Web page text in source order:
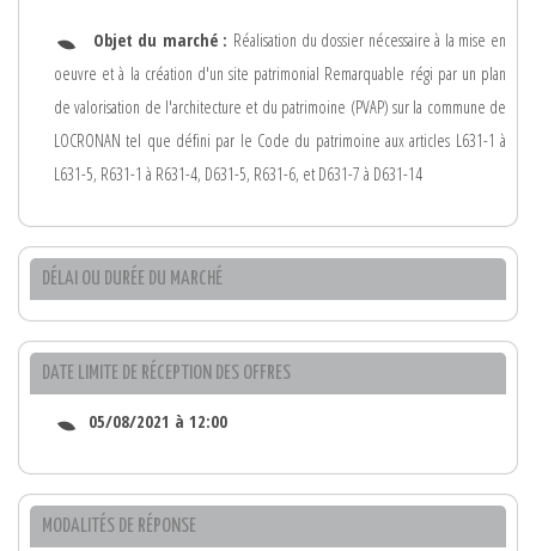
Objet du marché : Réalisation du dossier nécessaire à la mise en
oeuvre et à la création d'un site patrimonial Remarquable régi par un plan
de valorisation de l'architecture et du patrimoine (PVAP) sur la commune de
LOCRONAN tel que défini par le Code du patrimoine aux articles L631-1 à
L631-5, R631-1 à R631-4, D631-5, R631-6, et D631-7 à D631-14
DÉLAI OU DURÉE DU MARCHÉ
DATE LIMITE DE RÉCEPTION DES OFFRES
05/08/2021 à 12:00
MODALITÉS DE RÉPONSE